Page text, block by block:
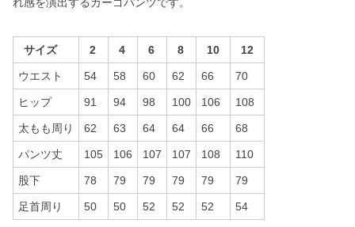
サイズ 2 4 6 8 10 12
ウエスト 54 58 60 62 66 70
ヒップ 91 94 98 100 106 108
太もも周り 62 63 64 64 66 68
パンツ丈 105 106 107 107 108 110
股下 78 79 79 79 79 79
足首周り 50 50 52 52 52 54